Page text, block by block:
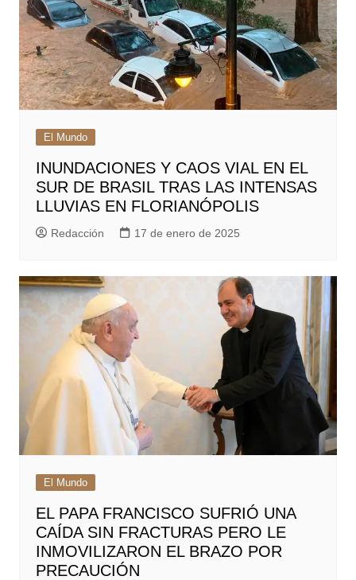
El Mundo
INUNDACIONES Y CAOS VIAL EN EL
SUR DE BRASIL TRAS LAS INTENSAS
LLUVIAS EN FLORIANÓPOLIS
Redacción 17 de enero de 2025
El Mundo
EL PAPA FRANCISCO SUFRIÓ UNA
CAÍDA SIN FRACTURAS PERO LE
INMOVILIZARON EL BRAZO POR
PRECAUCIÓN